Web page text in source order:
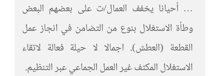
… أحيانا يخفف العمال/ت على بعضهم البعض
وطأة الاستغلال بنوع من التضامن في انجاز عمل
القطعة (العطش). اجمالا لا حيلة فعالة لاتقاء
الاستغلال المكثف غير العمل الجماعي عبر التنظيم.